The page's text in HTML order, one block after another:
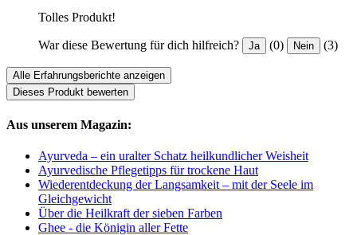
Tolles Produkt!
War diese Bewertung für dich hilfreich? Ja (0) Nein (3)
Alle Erfahrungsberichte anzeigen
Dieses Produkt bewerten
Aus unserem Magazin:
Ayurveda – ein uralter Schatz heilkundlicher Weisheit
Ayurvedische Pflegetipps für trockene Haut
Wiederentdeckung der Langsamkeit – mit der Seele im
Gleichgewicht
Über die Heilkraft der sieben Farben
Ghee - die Königin aller Fette